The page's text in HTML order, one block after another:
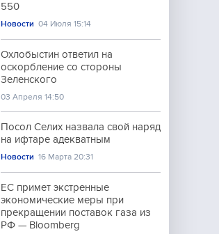
550
Новости 04 Июля 15:14
Охлобыстин ответил на
оскорбление со стороны
Зеленского
03 Апреля 14:50
Посол Селих назвала свой наряд
на ифтаре адекватным
Новости 16 Марта 20:31
ЕС примет экстренные
экономические меры при
прекращении поставок газа из
РФ — Bloomberg